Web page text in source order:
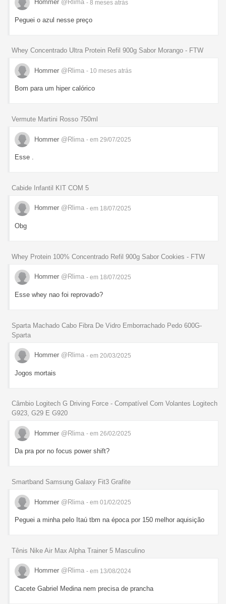
Hommer @Rlima - 8 meses atrás
Peguei o azul nesse preço
Whey Concentrado Ultra Protein Refil 900g Sabor Morango - FTW
Hommer @Rlima - 10 meses atrás
Bom para um hiper calórico
Vermute Martini Rosso 750ml
Hommer @Rlima - em 29/07/2025
Esse .
Cabide Infantil KIT COM 5
Hommer @Rlima - em 18/07/2025
Obg
Whey Protein 100% Concentrado Refil 900g Sabor Cookies - FTW
Hommer @Rlima - em 18/07/2025
Esse whey nao foi reprovado?
Sparta Machado Cabo Fibra De Vidro Emborrachado Pedo 600G-
Sparta
Hommer @Rlima - em 20/03/2025
Jogos mortais
Câmbio Logitech G Driving Force - Compatível Com Volantes Logitech
G923, G29 E G920
Hommer @Rlima - em 26/02/2025
Da pra por no focus power shift?
Smartband Samsung Galaxy Fit3 Grafite
Hommer @Rlima - em 01/02/2025
Peguei a minha pelo Itaú tbm na época por 150 melhor aquisição
Tênis Nike Air Max Alpha Trainer 5 Masculino
Hommer @Rlima - em 13/08/2024
Cacete Gabriel Medina nem precisa de prancha